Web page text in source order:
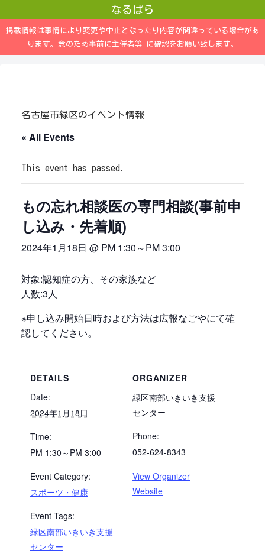
なるぱら
掲載情報は事情により変更や中止となったり内容が間違っている場合があ
ります。念のため事前に主催者等 に確認をお願い致します。
名古屋市緑区のイベント情報
« All Events
This event has passed.
もの忘れ相談医の専門相談(事前申
し込み・先着順)
2024年1月18日 @ PM 1:30～PM 3:00
対象:認知症の方、その家族など
人数:3人
※申し込み開始日時および方法は広報なごやにて確
認してください。
DETAILS
Date:
2024年1月18日
Time:
PM 1:30～PM 3:00
Event Category:
スポーツ・健康
Event Tags:
緑区南部いきいき支援
センター
ORGANIZER
緑区南部いきいき支援
センター
Phone:
052-624-8343
View Organizer
Website